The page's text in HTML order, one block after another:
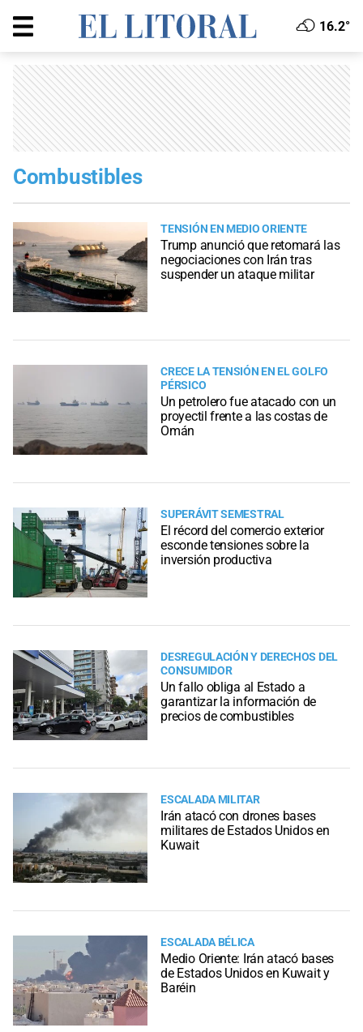
16.2°
Combustibles
TENSIÓN EN MEDIO ORIENTE
Trump anunció que retomará las
negociaciones con Irán tras
suspender un ataque militar
CRECE LA TENSIÓN EN EL GOLFO
PÉRSICO
Un petrolero fue atacado con un
proyectil frente a las costas de
Omán
SUPERÁVIT SEMESTRAL
El récord del comercio exterior
esconde tensiones sobre la
inversión productiva
DESREGULACIÓN Y DERECHOS DEL
CONSUMIDOR
Un fallo obliga al Estado a
garantizar la información de
precios de combustibles
ESCALADA MILITAR
Irán atacó con drones bases
militares de Estados Unidos en
Kuwait
ESCALADA BÉLICA
Medio Oriente: Irán atacó bases
de Estados Unidos en Kuwait y
Baréin